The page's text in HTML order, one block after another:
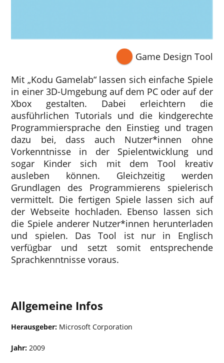
Game Design Tool
Mit „Kodu Gamelab“ lassen sich einfache Spiele
in einer 3D-Umgebung auf dem PC oder auf der
Xbox gestalten. Dabei erleichtern die
ausführlichen Tutorials und die kindgerechte
Programmiersprache den Einstieg und tragen
dazu bei, dass auch Nutzer*innen ohne
Vorkenntnisse in der Spielentwicklung und
sogar Kinder sich mit dem Tool kreativ
ausleben können. Gleichzeitig werden
Grundlagen des Programmierens spielerisch
vermittelt. Die fertigen Spiele lassen sich auf
der Webseite hochladen. Ebenso lassen sich
die Spiele anderer Nutzer*innen herunterladen
und spielen. Das Tool ist nur in Englisch
verfügbar und setzt somit entsprechende
Sprachkenntnisse voraus.
Allgemeine Infos
Herausgeber: Microsoft Corporation
Jahr: 2009